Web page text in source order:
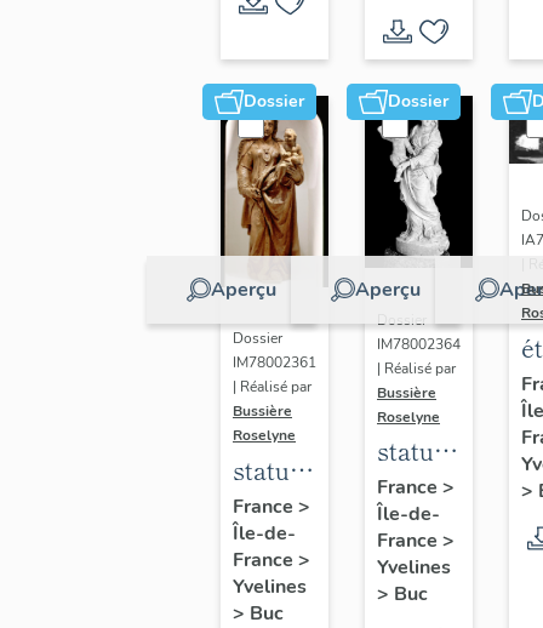
Dossier
Aperçu
Dossier
IM78002361
| Réalisé par
Bussière
Roselyne
statue :
Vierge
à
l'Enfant
(n°2)
France >
Île-de-
France >
Yvelines
> Buc
Dossier
Aperçu
Dossier
IM78002364
| Réalisé par
Bussière
Roselyne
statue :
Vierge
à
l'Enfant
(n°1)
France >
Île-de-
France >
Yvelines
> Buc
>